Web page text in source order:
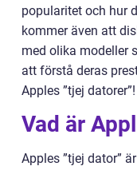
popularitet och hur
kommer även att
med olika modeller
att förstå deras
Apples ”tjej datorer”!
Vad är
Apples ”tjej dator”